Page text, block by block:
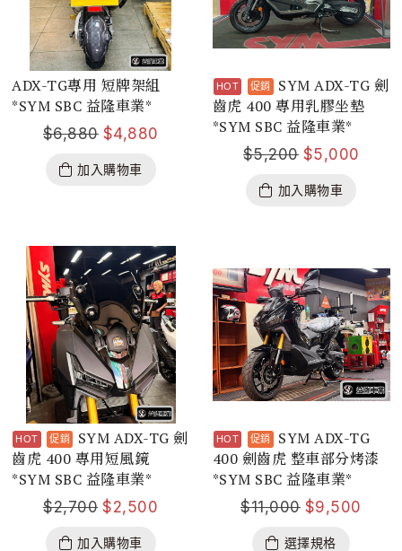
ADX-TG專用 短牌架組
*SYM SBC 益隆車業*
$6,880 $4,880
加入購物車
SYM ADX-TG 劍
齒虎 400 專用乳膠坐墊
*SYM SBC 益隆車業*
$5,200 $5,000
加入購物車
SYM ADX-TG 劍
齒虎 400 專用短風鏡
*SYM SBC 益隆車業*
$2,700 $2,500
加入購物車
SYM ADX-TG
400 劍齒虎 整車部分烤漆
*SYM SBC 益隆車業*
$11,000 $9,500
選擇規格